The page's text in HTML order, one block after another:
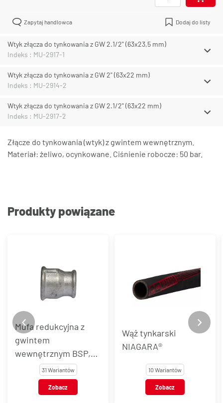
Zapytaj handlowca Dodaj do listy
Wtyk złącza do tynkowania z GW 2.1/2" (63x23,5 mm)
Indeks : MU-2917-1
Wtyk złącza do tynkowania z GW 2" (63x22 mm)
Indeks : MU-2914-2
Wtyk złącza do tynkowania z GW 2.1/2" (63x22 mm)
Indeks : MU-2917-2
Złącze do tynkowania (wtyk) z gwintem wewnętrznym.
Materiał: żeliwo, ocynkowane. Ciśnienie robocze: 50 bar.
Produkty powiązane
Mufa redukcyjna z
gwintem
wewnętrznym BSP,
żeliwo, typ 240/3
31 Wariantów
Zobacz
Wąż tynkarski
NIAGARA®
10 Wariantów
Zobacz